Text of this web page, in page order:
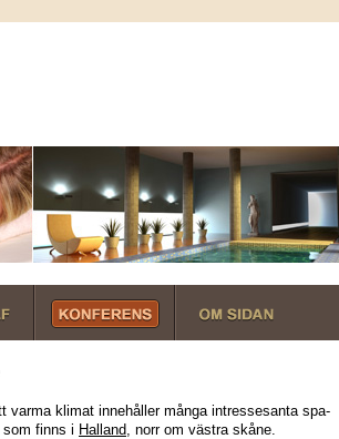
klimat innehåller många intressesanta spa-
som finns i Halland, norr om västra skåne.